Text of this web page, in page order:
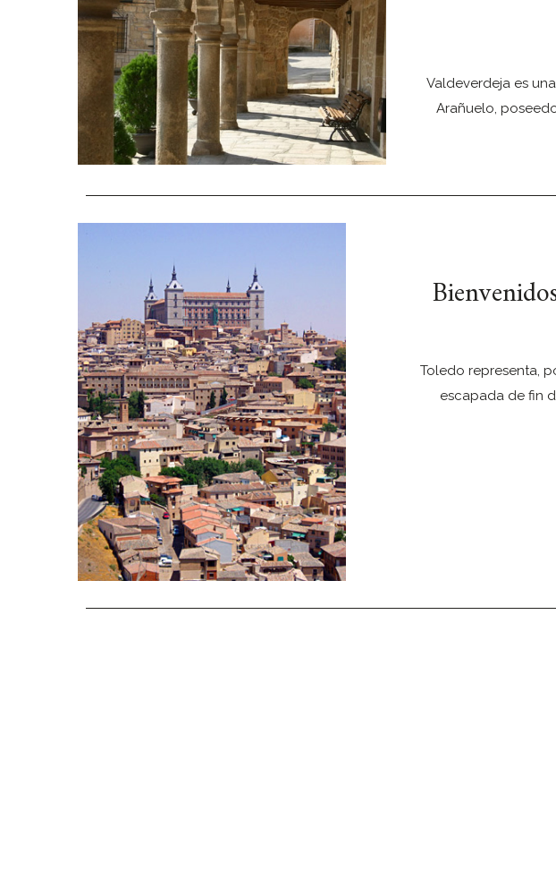
Valdeverdeja es
Arañuelo,
Toledo representa,
escapada de fin